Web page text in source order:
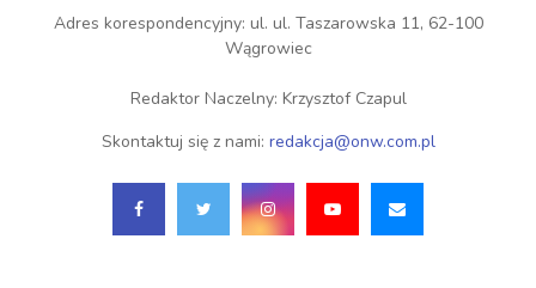
Adres korespondencyjny: ul. ul. Taszarowska 11, 62-100
Wągrowiec
Redaktor Naczelny: Krzysztof Czapul
Skontaktuj się z nami: redakcja@onw.com.pl